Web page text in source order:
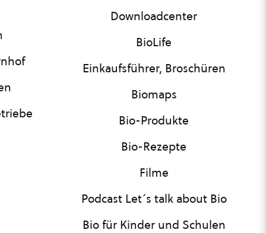
Downloadcenter
BioLife
Einkaufsführer, Broschüren
Biomaps
Bio-Produkte
Bio-Rezepte
Filme
Podcast Let´s talk about Bio
Bio für Kinder und Schulen